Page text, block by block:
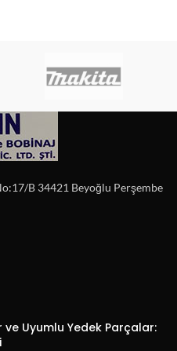
B 34421 Beyoğlu Perşembe
ve Uyumlu Yedek Parçalar: